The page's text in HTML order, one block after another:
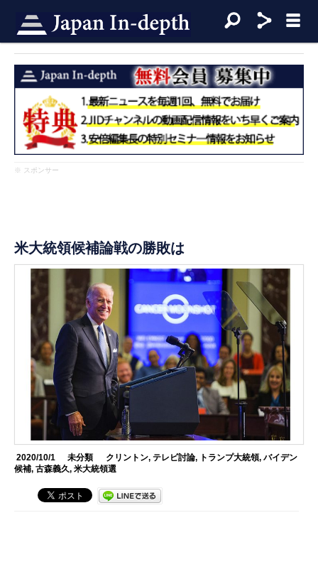
※ スポンサー
米大統領候補論戦の勝敗は
2020/10/1 未分類 クリントン, テレビ討論, トランプ大統領, バイデン
候補,古森義久,米大統領選